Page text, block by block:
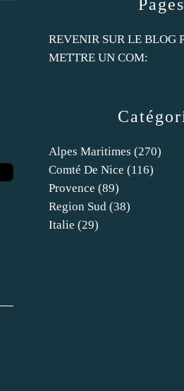
Alpes Maritimes (270)
Comté De Nice (116)
Provence (89)
Region Sud (38)
Italie (29)
Pages
REVENIR SUR LE BLOG
METTRE UN COM: